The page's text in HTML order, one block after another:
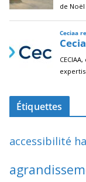
Étiquettes
accessibilité